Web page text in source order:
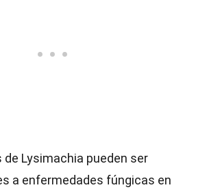
de Lysimachia pueden ser
a enfermedades fúngicas en